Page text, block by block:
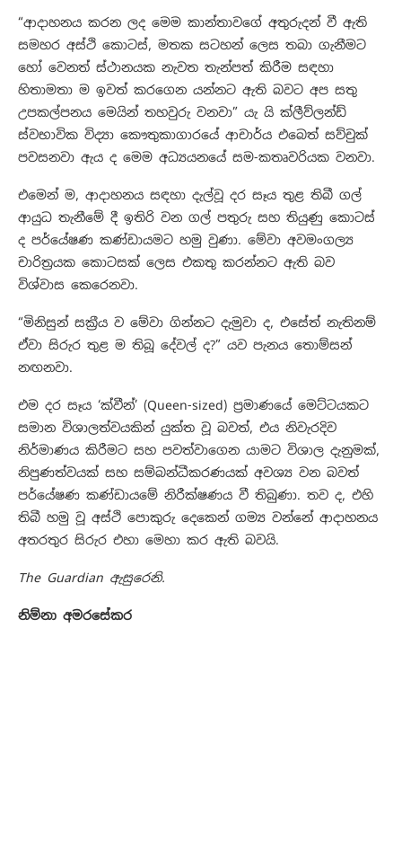
​“ආදාහනය කරන ලද මෙම කාන්තාවගේ අතුරුදන් වී ඇති
සමහර අස්ථි කොටස්, මතක සටහන් ලෙස තබා ගැනීමට
හෝ වෙනත් ස්ථානයක නැවත තැන්පත් කිරීම සඳහා
හිතාමතා ම ඉවත් කරගෙන යන්නට ඇති බවට අප සතු
උපකල්පනය මෙයින් තහවුරු වනවා” යැ යි ක්ලීව්ලන්ඩ්
ස්වභාවික විද්‍යා කෞතුකාගාරයේ ආචාර්ය එබෙත් සව්චුක්
පවසනවා ඇය ද මෙම අධ්‍යයනයේ සම-කතෘවරියක වනවා.
​එමෙන් ම, ආදාහනය සඳහා දැල්වූ දර සෑය තුළ තිබී ගල්
ආයුධ තැනීමේ දී ඉතිරි වන ගල් පතුරු සහ තියුණු කොටස්
ද පර්යේෂණ කණ්ඩායමට හමු වුණා. මේවා අවමංගල්‍ය
චාරිත්‍රයක කොටසක් ලෙස එකතු කරන්නට ඇති බව
විශ්වාස කෙරෙනවා.
​“මිනිසුන් සක්‍රීය ව මේවා ගින්නට දැමුවා ද, එසේත් නැතිනම්
ඒවා සිරුර තුළ ම තිබූ දේවල් ද?” යව පැනය තොම්සන්
නඟනවා.
​එම දර සෑය ‘ක්වීන්’ (Queen-sized) ප්‍රමාණයේ මෙට්ටයකට
සමාන විශාලත්වයකින් යුක්ත වූ බවත්, එය නිවැරදිව
නිර්මාණය කිරීමට සහ පවත්වාගෙන යාමට විශාල දැනුමක්,
නිපුණත්වයක් සහ සම්බන්ධීකරණයක් අවශ්‍ය වන බවත්
පර්යේෂණ කණ්ඩායමේ නිරීක්ෂණය වී තිබුණා. තව ද, එහි
තිබී හමු වූ අස්ථි පොකුරු දෙකෙන් ගම්‍ය වන්නේ ආදාහනය
අතරතුර සිරුර එහා මෙහා කර ඇති බවයි.
The Guardian ඇසුරෙනි.
නිම්නා අමරසේකර